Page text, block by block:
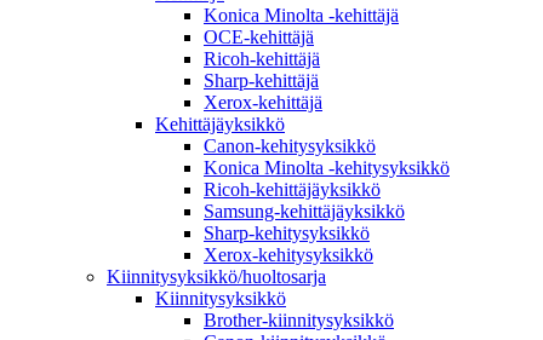
Konica Minolta -kehittäjä
OCE-kehittäjä
Ricoh-kehittäjä
Sharp-kehittäjä
Xerox-kehittäjä
Kehittäjäyksikkö
Canon-kehitysyksikkö
Konica Minolta -kehitysyksikkö
Ricoh-kehittäjäyksikkö
Samsung-kehittäjäyksikkö
Sharp-kehitysyksikkö
Xerox-kehitysyksikkö
Kiinnitysyksikkö/huoltosarja
Kiinnitysyksikkö
Brother-kiinnitysyksikkö